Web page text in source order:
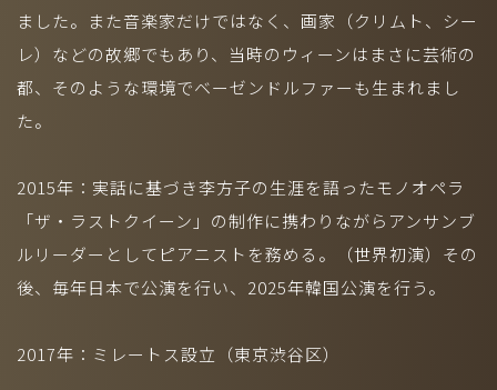
ました。また音楽家だけではなく、画家（クリムト、シー
レ）などの故郷でもあり、当時のウィーンはまさに芸術の
都、そのような環境でベーゼンドルファーも生まれまし
た。
2015年：実話に基づき李方子の生涯を語ったモノオペラ
「ザ・ラストクイーン」の制作に携わりながらアンサンブ
ルリーダーとしてピアニストを務める。（世界初演）その
後、毎年日本で公演を行い、2025年韓国公演を行う。
2017年：ミレートス設立（東京渋谷区）